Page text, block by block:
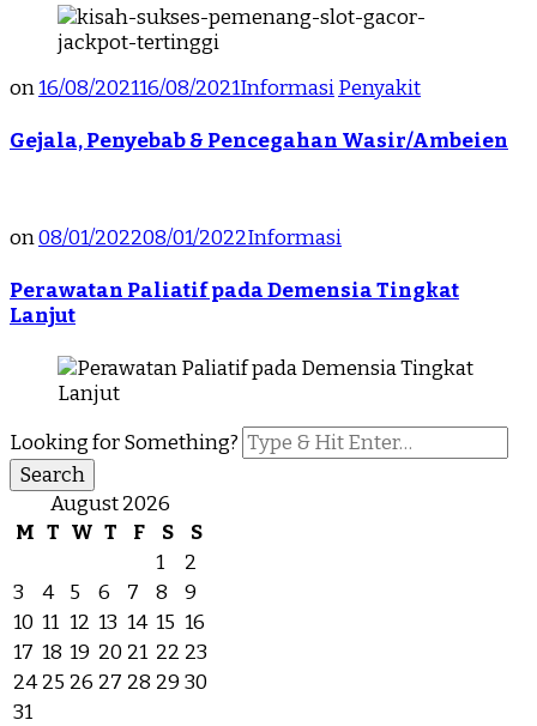
on16/08/202116/08/2021InformasiPenyakit
Gejala, Penyebab & Pencegahan Wasir/Ambeien
on08/01/202208/01/2022Informasi
Perawatan Paliatif pada Demensia Tingkat
Lanjut
Looking for Something?
August 2026
M T W T F S
S
1
2
3
4 5 6 7 8
9
10 11 12 13 14 15 16
17 18 19 20 21 22 23
24 25 26 27 28 29 30
31